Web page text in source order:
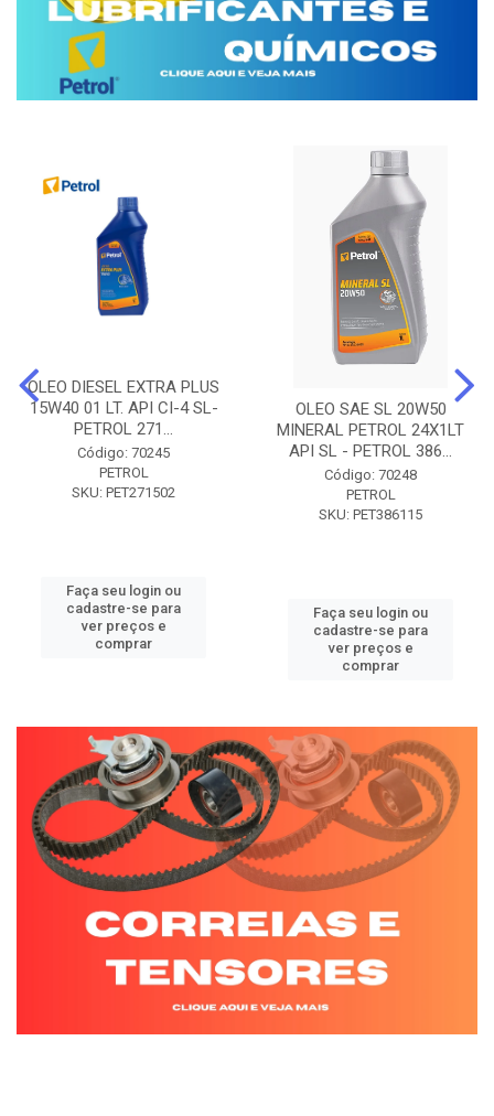
OLEO DIESEL EXTRA PLUS
15W40 01 LT. API CI-4 SL-
PETROL 271...
Código: 70245
PETROL
SKU: PET271502
Faça seu login ou
cadastre-se para
ver preços e
comprar
OLEO SAE SL 20W50
MINERAL PETROL 24X1LT
API SL - PETROL 386...
Código: 70248
PETROL
SKU: PET386115
Faça seu login ou
cadastre-se para
ver preços e
comprar